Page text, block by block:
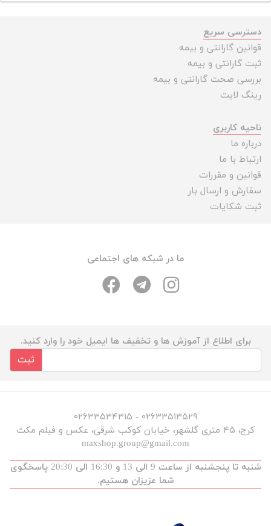
دسترسی سریع
قوانین گارانتی و بیمه
ثبت گارانتی و بیمه
بررسی صحت گارانتی و بیمه
رینگ لایت
ناحیه کاربری
درباره ما
ارتباط با ما
قوانین و مقررات
سفارش و ارسال بار
ثبت شکایات
ما در شبکه های اجتماعی
برای اطلاع از آموزش ها و تخفیف ها ایمیل خود را وارد کنید.
ثبت
۰۲۶۳۳۵۱۳۵۲۹ - ۰۲۶۳۳۵۳۴۳۱۵
کرج، ۴۵ متری گلشهر، خیابان کوکب شرقی، عکس و فیلم مکث
maxshop.group@gmail.com
شنبه تا پنجشنبه از ساعت 9 الی 13 و 16:30 الی 20:30 پاسخگوی
شما عزیزان هستیم.